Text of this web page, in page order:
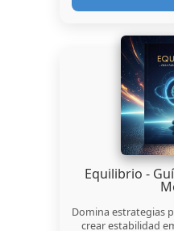
Equilibrio -
Domina estrategias
crear estabilidad